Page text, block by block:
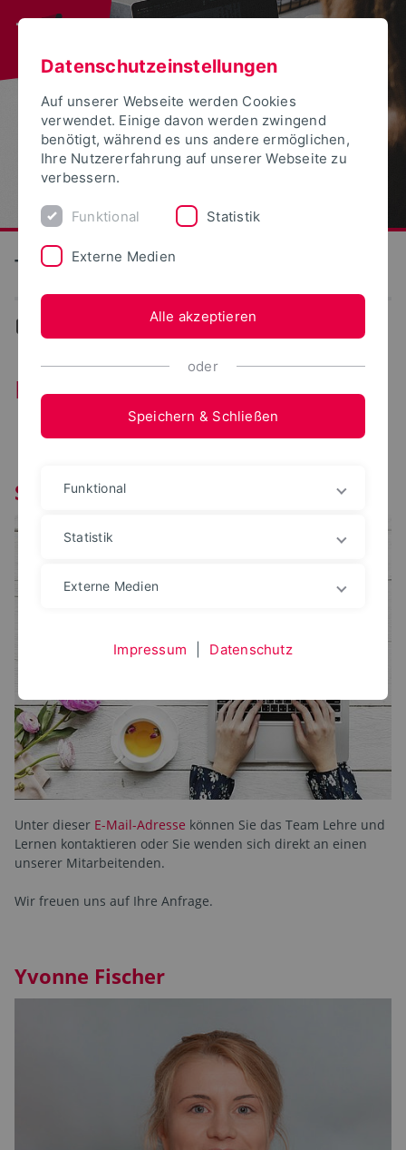
Technische Hochschule Ostwestfalen-Lippe
Kontakt
Kontakt
Schreiben Sie uns
Unter dieser E-Mail-Adresse können Sie das Team Lehre und
Lernen kontaktieren oder Sie wenden sich direkt an einen
unserer Mitarbeitenden.
Wir freuen uns auf Ihre Anfrage.
Yvonne Fischer
Datenschutzeinstellungen
Auf unserer Webseite werden Cookies
verwendet. Einige davon werden zwingend
benötigt, während es uns andere ermöglichen,
Ihre Nutzererfahrung auf unserer Webseite zu
verbessern.
Funktional Statistik
Externe Medien
Alle akzeptieren
oder
Speichern & Schließen
Funktional
Statistik
Externe Medien
Impressum Datenschutz